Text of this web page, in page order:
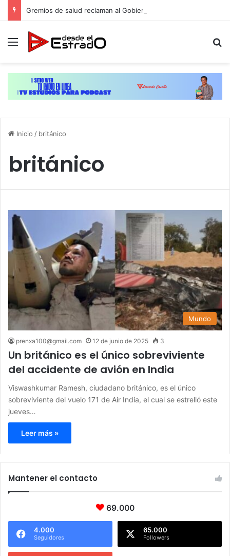
Menú
Inicio / británico
británico
Mundo
prenxa100@gmail.com 12 de junio de 2025 3
Un británico es el único sobreviviente
del accidente de avión en India
Viswashkumar Ramesh, ciudadano británico, es el único
sobreviviente del vuelo 171 de Air India, el cual se estrelló este
jueves…
Leer más »
Mantener el contacto
69.000
4.000
Seguidores
65.000
Followers